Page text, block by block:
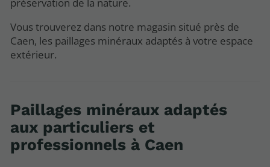
Vous trouverez dans notre magasin situé près de
Caen, les paillages minéraux adaptés à votre espace
extérieur.
Paillages minéraux adaptés
aux particuliers et
professionnels à Caen